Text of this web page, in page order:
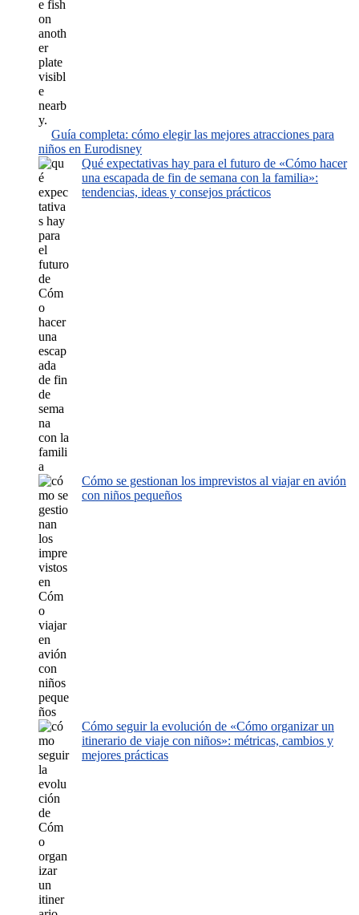
Guía completa: cómo elegir las mejores atracciones para
niños en Eurodisney
Qué expectativas hay para el futuro de «Cómo hacer
una escapada de fin de semana con la familia»:
tendencias, ideas y consejos prácticos
Cómo se gestionan los imprevistos al viajar en avión
con niños pequeños
Cómo seguir la evolución de «Cómo organizar un
itinerario de viaje con niños»: métricas, cambios y
mejores prácticas